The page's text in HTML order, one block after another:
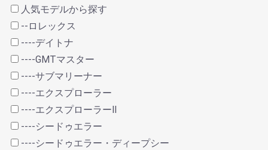
人気モデルから探す
--ロレックス
----デイトナ
----GMTマスター
----サブマリーナー
----エクスプローラー
----エクスプローラーⅡ
----シードゥエラー
----シードゥエラー・ディープシー